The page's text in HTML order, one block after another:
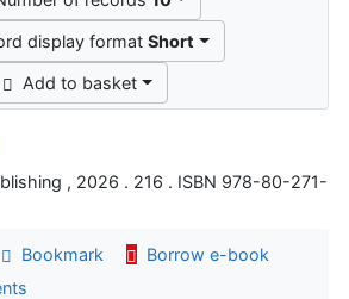
display formatShort
Add to basket
, 2026 . 216 . ISBN 978-80-271-
Bookmark
Borrow e-book